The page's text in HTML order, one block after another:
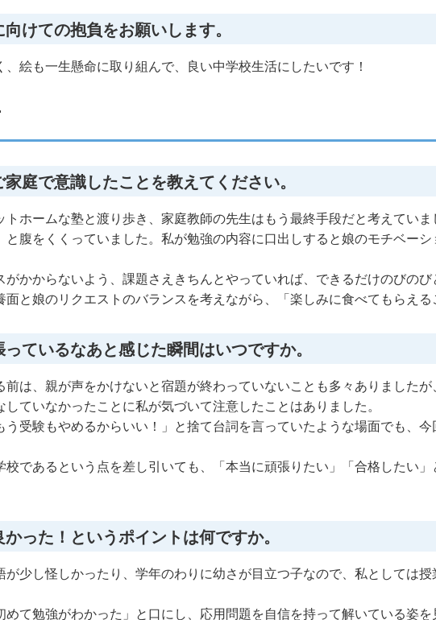
けての抱負をお願いします。
絵も一生懸命に取り組んで、良い中学校生活にしたいです！
庭で意識したことを教えてください。
トホームな塾と渡り歩き、家庭教師の先生はもう最終手段だと考えてい
と腹をくくっていました。私が勉強の内容に口出しすると娘のモチベー
がかからないよう、課題さえきちんとやっていれば、できるだけのびのび
面と娘のリクエストのバランスを考えながら、「楽しみに食べてもらえる
ているなあと感じた瞬間はいつですか。
前は、親が声をかけないと宿題が終わっていないことも多々ありました
ていなかったことに私が気づいて注意したことはありました。
う受験もやめるからいい！」と捨て台詞を言っていたような場面でも、
校であるという点を差し引いても、「本当に頑張りたい」「合格したい
った！というポイントは何ですか。
が少し怪しかったり、学年のわりに幼さが目立つ子なので、私としては
めて勉強がわかった」と口にし、応用問題を自信を持って解いている姿を